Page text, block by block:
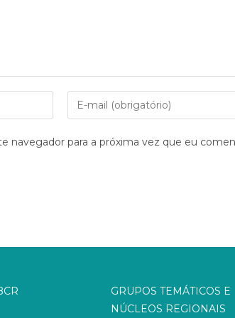
navegador para a próxima vez que eu
GRUPOS TEMÁTICOS E
NÚCLEOS REGIONAIS